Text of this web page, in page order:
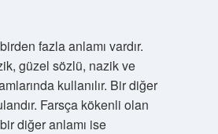
fazla anlamı vardır.
güzel sözlü, nazik ve
kullanılır. Bir diğer
Farsça kökenli olan
diğer anlamı ise